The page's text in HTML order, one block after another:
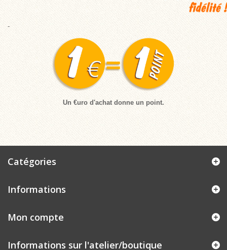
-
Un €uro d'achat donne un point.
Catégories
Informations
Mon compte
Informations sur l'atelier/boutique